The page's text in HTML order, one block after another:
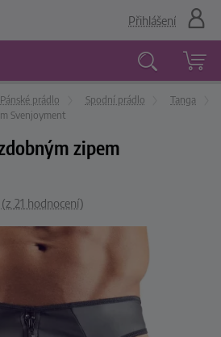
Vyhledávání
Přihlášení
Pánské prádlo Spodní prádlo
Tanga
Svenjoyment
zipem
(z 21 hodnocení)